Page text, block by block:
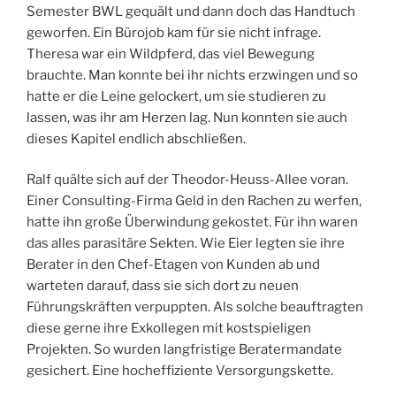
Semester BWL gequält und dann doch das Handtuch
geworfen. Ein Bürojob kam für sie nicht infrage.
Theresa war ein Wildpferd, das viel Bewegung
brauchte. Man konnte bei ihr nichts erzwingen und so
hatte er die Leine gelockert, um sie studieren zu
lassen, was ihr am Herzen lag. Nun konnten sie auch
dieses Kapitel endlich abschließen.
Ralf quälte sich auf der Theodor-Heuss-Allee voran.
Einer Consulting-Firma Geld in den Rachen zu werfen,
hatte ihn große Überwindung gekostet. Für ihn waren
das alles parasitäre Sekten. Wie Eier legten sie ihre
Berater in den Chef-Etagen von Kunden ab und
warteten darauf, dass sie sich dort zu neuen
Führungskräften verpuppten. Als solche beauftragten
diese gerne ihre Exkollegen mit kostspieligen
Projekten. So wurden langfristige Beratermandate
gesichert. Eine hocheffiziente Versorgungskette.